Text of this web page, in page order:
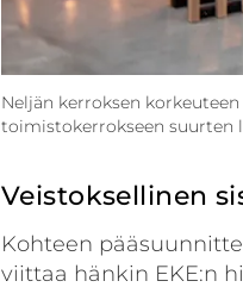
Neljän kerroksen
toimistokerrokseen suurten
Veistoksellinen
Kohteen
viittaa hänkin EKE:n